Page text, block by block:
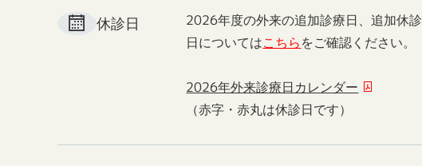
休診日
2026年度の外来の追加診療日、追加休診
日についてはこちらをご確認ください。
2026年外来診療日カレンダー
（赤字・赤丸は休診日です）